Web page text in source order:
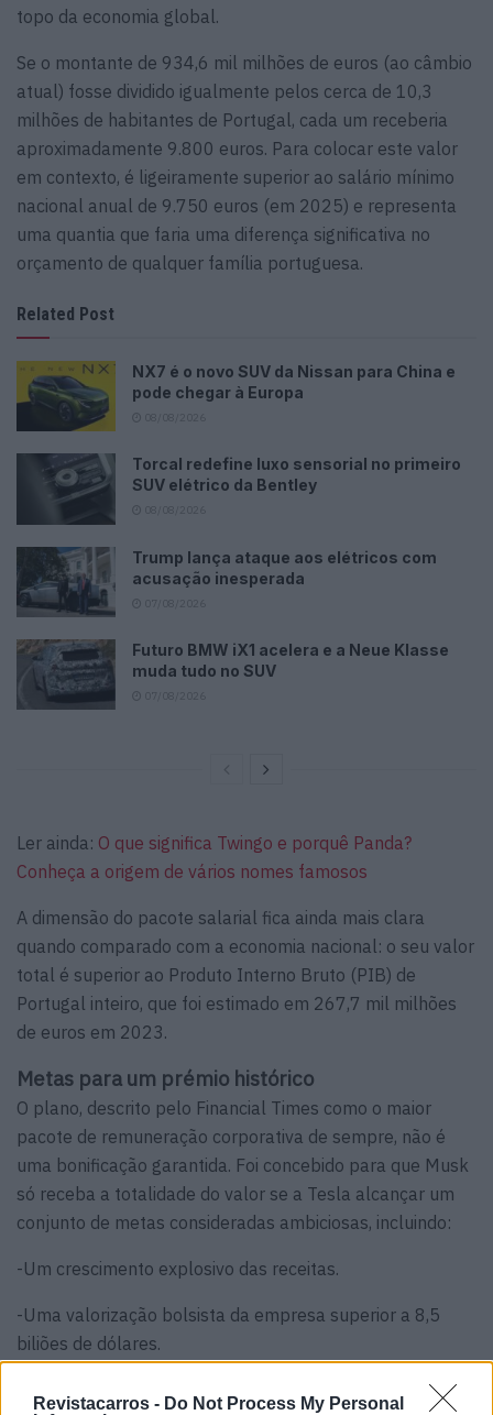
Revistacarros - Do Not Process My Personal
topo da economia global.
Se o montante de 934,6 mil milhões de euros (ao câmbio
atual) fosse dividido igualmente pelos cerca de 10,3
milhões de habitantes de Portugal, cada um receberia
aproximadamente 9.800 euros. Para colocar este valor
em contexto, é ligeiramente superior ao salário mínimo
nacional anual de 9.750 euros (em 2025) e representa
uma quantia que faria uma diferença significativa no
orçamento de qualquer família portuguesa.
Related Post
NX7 é o novo SUV da Nissan para China e
pode chegar à Europa
Torcal redefine luxo sensorial no primeiro
SUV elétrico da Bentley
Trump lança ataque aos elétricos com
acusação inesperada
Futuro BMW iX1 acelera e a Neue Klasse
muda tudo no SUV
Ler ainda: O que significa Twingo e porquê Panda?
Conheça a origem de vários nomes famosos
A dimensão do pacote salarial fica ainda mais clara
quando comparado com a economia nacional: o seu valor
total é superior ao Produto Interno Bruto (PIB) de
Portugal inteiro, que foi estimado em 267,7 mil milhões
de euros em 2023.
Metas para um prémio histórico
O plano, descrito pelo Financial Times como o maior
pacote de remuneração corporativa de sempre, não é
uma bonificação garantida. Foi concebido para que Musk
só receba a totalidade do valor se a Tesla alcançar um
conjunto de metas consideradas ambiciosas, incluindo:
-Um crescimento explosivo das receitas.
-Uma valorização bolsista da empresa superior a 8,5
biliões de dólares.
-O sucesso comercial dos futuros robôs Optimus e do